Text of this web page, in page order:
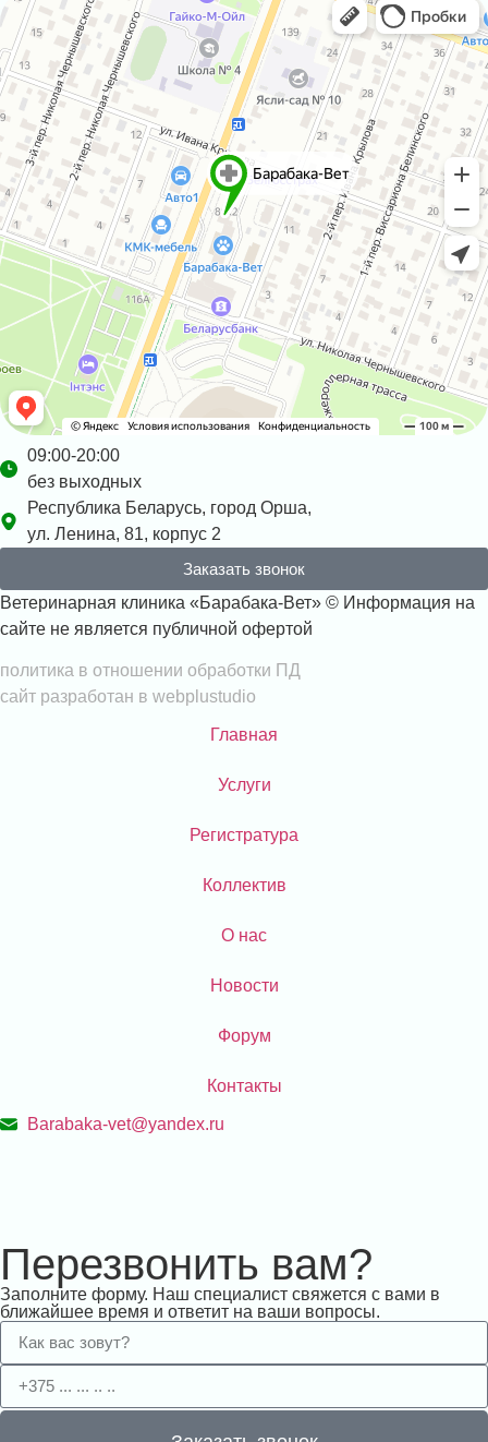
09:00-20:00
без выходных
Республика Беларусь, город Орша,
ул. Ленина, 81, корпус 2
Заказать звонок
Ветеринарная клиника «Барабака-Вет» © Информация на
сайте не является публичной офертой
политика в отношении обработки ПД
сайт разработан в webplustudio
Главная
Услуги
Регистратура
Коллектив
О нас
Новости
Форум
Контакты
Barabaka-vet@yandex.ru
Перезвонить вам?
Заполните форму. Наш специалист свяжется с вами в
ближайшее время и ответит на ваши вопросы.